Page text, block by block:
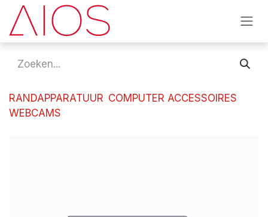
Overslaan naar inhoud
RANDAPPARATUUR COMPUTER ACCESSOIRES
WEBCAMS